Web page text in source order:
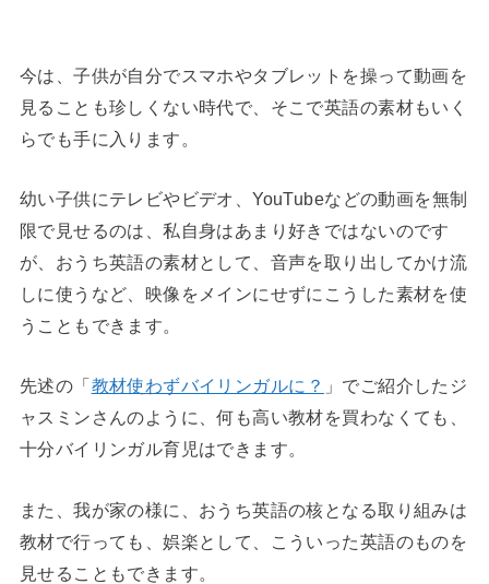
今は、子供が自分でスマホやタブレットを操って動画を
見ることも珍しくない時代で、そこで英語の素材もいく
らでも手に入ります。
幼い子供にテレビやビデオ、YouTubeなどの動画を無制
限で見せるのは、私自身はあまり好きではないのです
が、おうち英語の素材として、音声を取り出してかけ流
しに使うなど、映像をメインにせずにこうした素材を使
うこともできます。
先述の「 教材使わずバイリンガルに？ 」でご紹介したジ
ャスミンさんのように、何も高い教材を買わなくても、
十分バイリンガル育児はできます。
また、我が家の様に、おうち英語の核となる取り組みは
教材で行っても、娯楽として、こういった英語のものを
見せることもできます。